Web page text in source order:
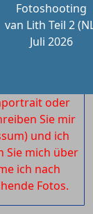
Fotoshooting
van Lith Teil 2
Juli 2026
oder
Sie mir
und ich
Sie mich über
ich nach
Fotos.